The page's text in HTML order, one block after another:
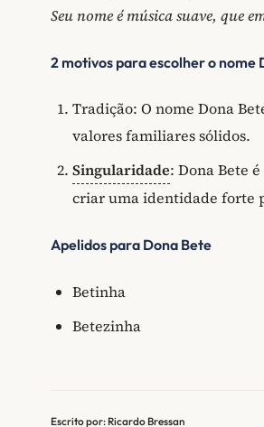
Seu nome é música suave, que
2 motivos para escolher o nome
Tradição: O nome Dona
valores familiares sólidos.
Singularidade: Dona Bete
criar uma identidade forte
Apelidos para Dona Bete
Betinha
Betezinha
Escrito por: Ricardo Bressan